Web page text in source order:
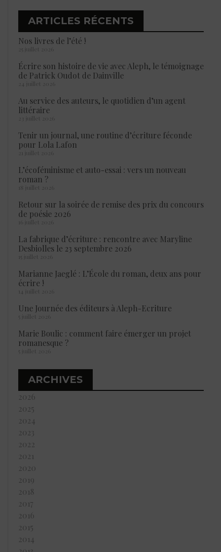
ARTICLES RÉCENTS
Nos livres de l’été !
25 juillet 2026
Écrire son histoire de vie avec Aleph, le témoignage
de Patrick Oudot de Dainville
24 juillet 2026
Au service des auteurs, le quotidien d’un agent
littéraire
23 juillet 2026
Tenir un journal, une routine d’écriture féconde
pour Lola Lafon
21 juillet 2026
L’écoféminisme et auto-essai : vers un nouveau
roman ?
18 juillet 2026
Retour sur la soirée de remise des prix du concours
de poésie 2026
16 juillet 2026
La fabrique d’écriture : rencontre avec Maryline
Desbiolles le 23 septembre 2026
15 juillet 2026
Marianne Jaeglé : L’École du roman, deux ans pour
écrire !
14 juillet 2026
Une Journée des éditeurs à Aleph-Ecriture
5 juillet 2026
Marie Boulic : comment faire émerger un projet
romanesque ?
5 juillet 2026
ARCHIVES
2026
2025
2024
2023
2022
2021
2020
2019
2018
2017
2016
2015
2014